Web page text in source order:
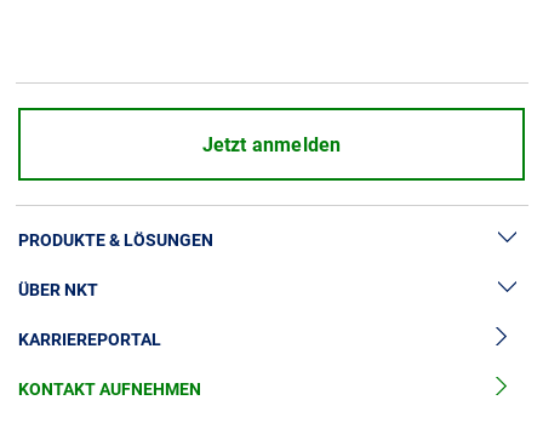
Jetzt anmelden
PRODUKTE & LÖSUNGEN
Hochspannung
Kabelgarnituren
Mittelspannungskabel
ÜBER NKT
News & Presse
Unsere Geschichte
KARRIEREPORTAL
KONTAKT AUFNEHMEN